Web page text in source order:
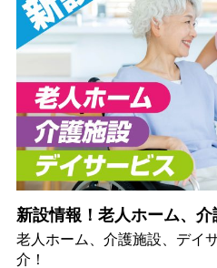
新設情報！老人ホーム、
老人ホーム、介護施設、デイ
介！